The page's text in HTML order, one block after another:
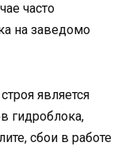
часто
на заведомо
является
гидроблока,
сбои в работе